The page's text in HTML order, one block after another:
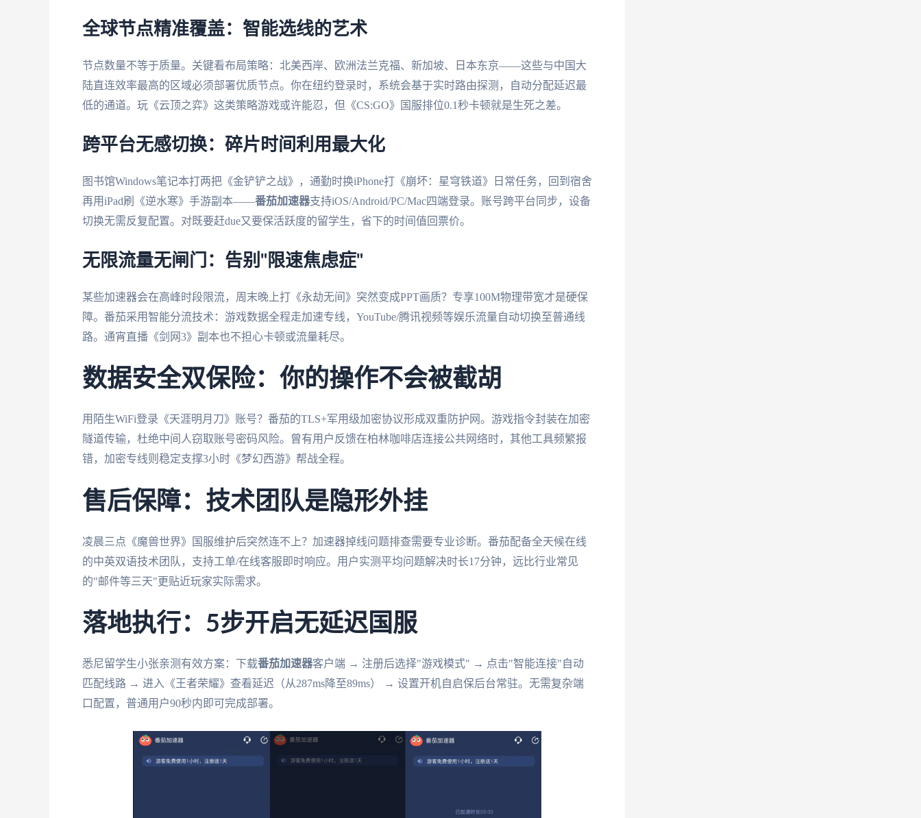
全球节点精准覆盖：智能选线的艺术
节点数量不等于质量。关键看布局策略：北美西岸、欧洲法兰克福、新加坡、日本东京——这些与中国大
陆直连效率最高的区域必须部署优质节点。你在纽约登录时，系统会基于实时路由探测，自动分配延迟最
低的通道。玩《云顶之弈》这类策略游戏或许能忍，但《CS:GO》国服排位0.1秒卡顿就是生死之差。
跨平台无感切换：碎片时间利用最大化
图书馆Windows笔记本打两把《金铲铲之战》，通勤时换iPhone打《崩坏：星穹铁道》日常任务，回到宿舍
再用iPad刷《逆水寒》手游副本——番茄加速器支持iOS/Android/PC/Mac四端登录。账号跨平台同步，设备
切换无需反复配置。对既要赶due又要保活跃度的留学生，省下的时间值回票价。
无限流量无闸门：告别"限速焦虑症"
某些加速器会在高峰时段限流，周末晚上打《永劫无间》突然变成PPT画质？专享100M物理带宽才是硬保
障。番茄采用智能分流技术：游戏数据全程走加速专线，YouTube/腾讯视频等娱乐流量自动切换至普通线
路。通宵直播《剑网3》副本也不担心卡顿或流量耗尽。
数据安全双保险：你的操作不会被截胡
用陌生WiFi登录《天涯明月刀》账号？番茄的TLS+军用级加密协议形成双重防护网。游戏指令封装在加密
隧道传输，杜绝中间人窃取账号密码风险。曾有用户反馈在柏林咖啡店连接公共网络时，其他工具频繁报
错，加密专线则稳定支撑3小时《梦幻西游》帮战全程。
售后保障：技术团队是隐形外挂
凌晨三点《魔兽世界》国服维护后突然连不上？加速器掉线问题排查需要专业诊断。番茄配备全天候在线
的中英双语技术团队，支持工单/在线客服即时响应。用户实测平均问题解决时长17分钟，远比行业常见
的"邮件等三天"更贴近玩家实际需求。
落地执行：5步开启无延迟国服
悉尼留学生小张亲测有效方案：下载番茄加速器客户端 → 注册后选择"游戏模式" → 点击"智能连接"自动
匹配线路 → 进入《王者荣耀》查看延迟（从287ms降至89ms） → 设置开机自启保后台常驻。无需复杂端
口配置，普通用户90秒内即可完成部署。